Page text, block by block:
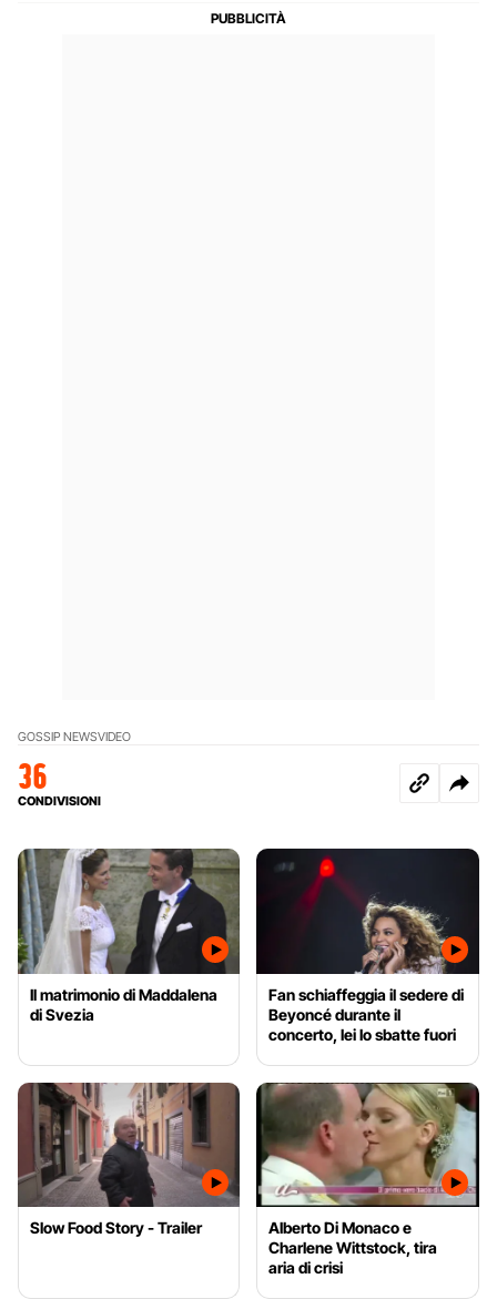
GOSSIP NEWSVIDEO
36
CONDIVISIONI
Il matrimonio di Maddalena
di Svezia
Fan schiaffeggia il sedere di
Beyoncé durante il
concerto, lei lo sbatte fuori
Slow Food Story - Trailer
Alberto Di Monaco e
Charlene Wittstock, tira
aria di crisi